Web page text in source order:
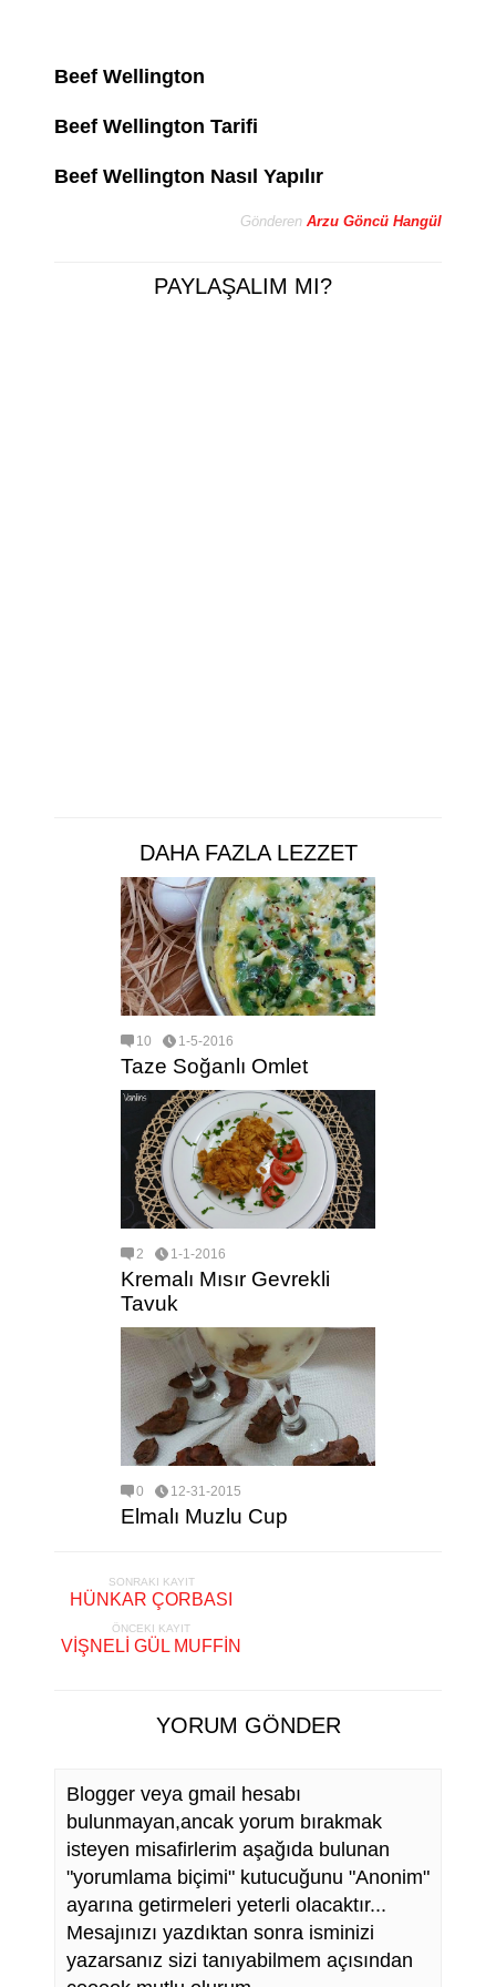
Beef Wellington
Beef Wellington Tarifi
Beef Wellington Nasıl Yapılır
Gönderen Arzu Göncü Hangül
PAYLAŞALIM MI?
DAHA FAZLA LEZZET
10 1-5-2016
Taze Soğanlı Omlet
2 1-1-2016
Kremalı Mısır Gevrekli
Tavuk
0 12-31-2015
Elmalı Muzlu Cup
SONRAKI KAYIT
HÜNKAR ÇORBASI
ÖNCEKI KAYIT
VİŞNELİ GÜL MUFFİN
YORUM GÖNDER
Blogger veya gmail hesabı
bulunmayan,ancak yorum bırakmak
isteyen misafirlerim aşağıda bulunan
"yorumlama biçimi" kutucuğunu "Anonim"
ayarına getirmeleri yeterli olacaktır...
Mesajınızı yazdıktan sonra isminizi
yazarsanız sizi tanıyabilmem açısından